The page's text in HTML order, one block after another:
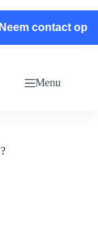
Contact
Neem contact op
Menu